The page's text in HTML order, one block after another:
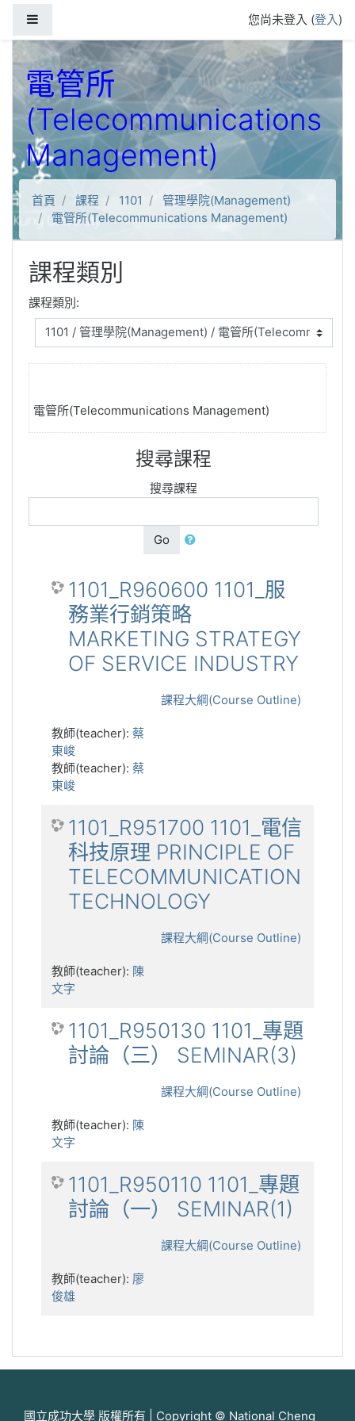
您尚未登入 (登入)
電管所
(Telecommunications
Management)
首頁 課程 1101
管理學院(Management)
電管所(Telecommunications Management)
課程類別
課程類別:
電管所(Telecommunications Management)
搜尋課程
搜尋課程
Go
1101_R960600 1101_服
務業行銷策略
MARKETING STRATEGY
OF SERVICE INDUSTRY
課程大綱(Course Outline)
教師(teacher): 蔡
東峻
教師(teacher): 蔡
東峻
1101_R951700 1101_電信
科技原理 PRINCIPLE OF
TELECOMMUNICATION
TECHNOLOGY
課程大綱(Course Outline)
教師(teacher): 陳
文字
1101_R950130 1101_專題
討論（三） SEMINAR(3)
課程大綱(Course Outline)
教師(teacher): 陳
文字
1101_R950110 1101_專題
討論（一） SEMINAR(1)
課程大綱(Course Outline)
教師(teacher): 廖
俊雄
國立成功大學 版權所有 | Copyright © National Cheng